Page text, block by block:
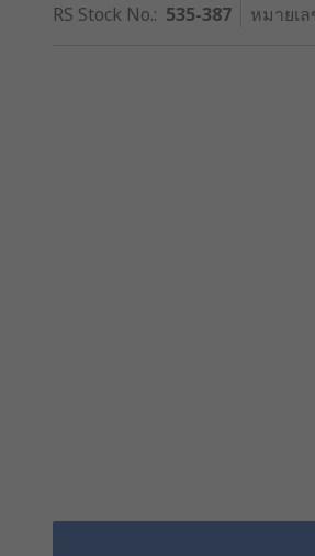
RS Stock No.: 535-387 หมายเ